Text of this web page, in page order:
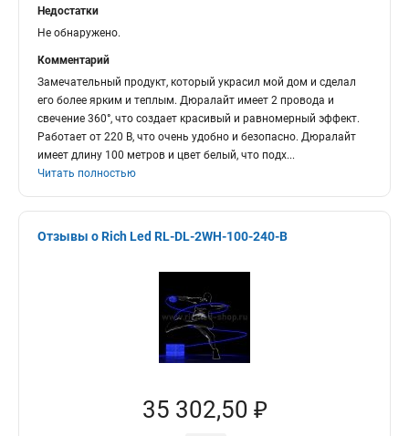
Недостатки
Не обнаружено.
Комментарий
Замечательный продукт, который украсил мой дом и сделал
его более ярким и теплым. Дюралайт имеет 2 провода и
свечение 360°, что создает красивый и равномерный эффект.
Работает от 220 В, что очень удобно и безопасно. Дюралайт
имеет длину 100 метров и цвет белый, что подх...
Читать полностью
Отзывы о Rich Led RL-DL-2WH-100-240-B
35 302,50 ₽